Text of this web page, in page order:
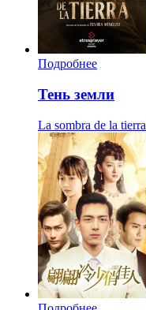
Подробнее
Тень земли
La sombra de la tierra